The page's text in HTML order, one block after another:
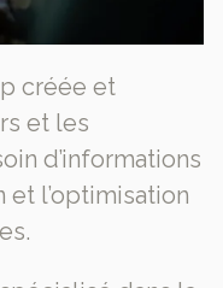
créée et
et les
d’informations
l’optimisation